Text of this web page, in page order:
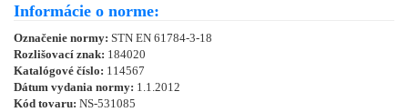
Informácie o norme:
Označenie normy: STN EN 61784-3-18
Rozlišovací znak: 184020
Katalógové číslo: 114567
Dátum vydania normy: 1.1.2012
Kód tovaru: NS-531085